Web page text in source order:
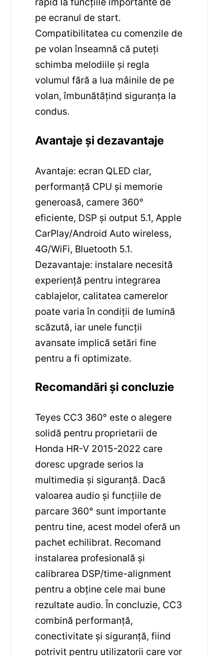
pe ecranul de start.
Compatibilitatea cu comenzile de
pe volan înseamnă că puteți
schimba melodiile și regla
volumul fără a lua mâinile de pe
volan, îmbunătățind siguranța la
condus.
Avantaje și dezavantaje
Avantaje: ecran QLED clar,
performanță CPU și memorie
generoasă, camere 360°
eficiente, DSP și output 5.1, Apple
CarPlay/Android Auto wireless,
4G/WiFi, Bluetooth 5.1.
Dezavantaje: instalare necesită
experiență pentru integrarea
cablajelor, calitatea camerelor
poate varia în condiții de lumină
scăzută, iar unele funcții
avansate implică setări fine
pentru a fi optimizate.
Recomandări și concluzie
Teyes CC3 360° este o alegere
solidă pentru proprietarii de
Honda HR-V 2015-2022 care
doresc upgrade serios la
multimedia și siguranță. Dacă
valoarea audio și funcțiile de
parcare 360° sunt importante
pentru tine, acest model oferă un
pachet echilibrat. Recomand
instalarea profesională și
calibrarea DSP/time-alignment
pentru a obține cele mai bune
rezultate audio. În concluzie, CC3
combină performanță,
conectivitate și siguranță, fiind
potrivit pentru utilizatorii care vor